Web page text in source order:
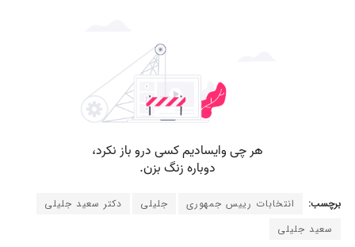
برچسب: انتخابات رییس جمهوری جلیلی
دکتر سعید جلیلی
سعید جلیلی